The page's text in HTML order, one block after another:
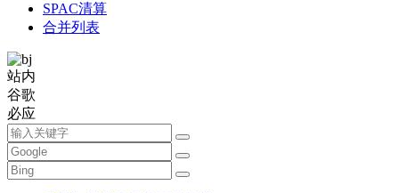
SPAC清算
合并列表
站内
谷歌
必应